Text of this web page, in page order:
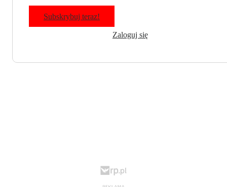
Subskrybuj teraz!
Zaloguj się